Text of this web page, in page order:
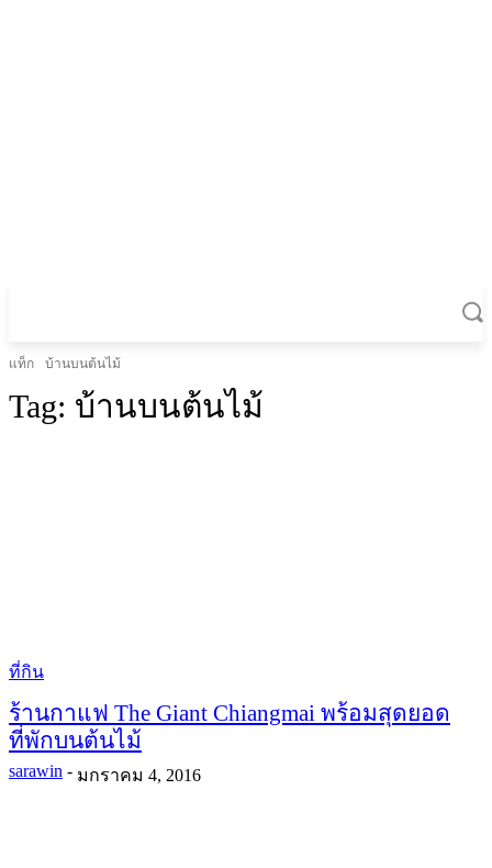
แท็ก บ้านบนต้นไม้
Tag: บ้านบนต้นไม้
ที่กิน
ร้านกาแฟ The Giant Chiangmai พร้อมสุดยอด
ที่พักบนต้นไม้
sarawin - มกราคม 4, 2016